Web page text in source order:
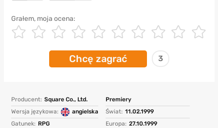
Grałem, moja ocena:
Chcę zagrać 3
Producent: Square Co., Ltd.
Wersja językowa:
angielska
Gatunek: RPG
Premiery
Świat: 11.02.1999
Europa: 27.10.1999